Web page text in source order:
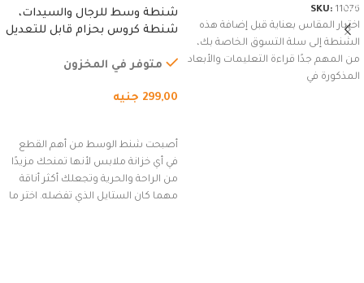
SKU: 11076
اختيار المقاس بعناية قبل إضافة هذه
الشنطة إلى سلة التسوق الخاصة بك،
من المهم جدًا قراءة التعليمات والأبعاد
المذكورة في
شنطة وسط للرجال والسيدات،
شنطة كروس بحزام قابل للتعديل
السفر، الجري العادي، المشي
(رمادي)
متوفر في المخزون
299,00 جنيه
أصبحت شنط الوسط من أهم القطع
في أي خزانة ملابس لأنها تمنحك مزيدًا
من الراحة والحرية وتجعلك أكثر أناقة
مهما كان الستايل الذي تفضله. اختر ما